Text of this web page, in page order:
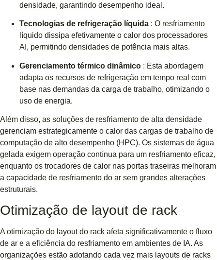
densidade, garantindo desempenho ideal.
Tecnologias de refrigeração líquida : O resfriamento
líquido dissipa efetivamente o calor dos processadores
AI, permitindo densidades de potência mais altas.
Gerenciamento térmico dinâmico : Esta abordagem
adapta os recursos de refrigeração em tempo real com
base nas demandas da carga de trabalho, otimizando o
uso de energia.
Além disso, as soluções de resfriamento de alta densidade
gerenciam estrategicamente o calor das cargas de trabalho de
computação de alto desempenho (HPC). Os sistemas de água
gelada exigem operação contínua para um resfriamento eficaz,
enquanto os trocadores de calor nas portas traseiras melhoram
a capacidade de resfriamento do ar sem grandes alterações
estruturais.
Otimização de layout de rack
A otimização do layout do rack afeta significativamente o fluxo
de ar e a eficiência do resfriamento em ambientes de IA. As
organizações estão adotando cada vez mais layouts de racks